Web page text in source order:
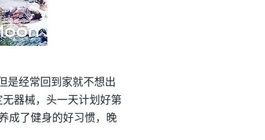
是经常回到家就不想出
器械，头一天计划好第
成了健身的好习惯，晚